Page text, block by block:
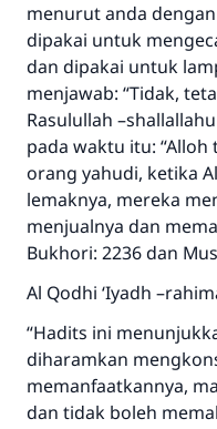
menurut anda
dipakai untuk
dan dipakai untuk
menjawab: “Tidak,
Rasulullah
pada waktu itu:
orang yahudi, ketika
lemaknya, mereka
menjualnya dan
Bukhori: 2236 dan
Al Qodhi ‘Iyadh
“Hadits ini
diharamkan
memanfaatkannya,
dan tidak boleh